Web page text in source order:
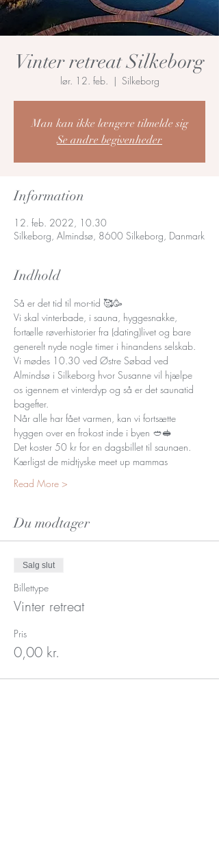
Vinter retreat Silkeborg
lør. 12. feb.
  |
Silkeborg
Man kan ikke længere tilmelde sig
Se andre begivenheder
Information
12. feb. 2022, 10.30
Silkeborg, Almindsø, 8600 Silkeborg, Danmark
Indhold
Så er det tid til mor-tid 🥰🥳
Vi skal vinterbade, i sauna, hyggesnakke,
fortælle røverhistorier fra (dating)livet og bare
generelt nyde nogle timer i hinandens selskab.
Vi mødes 10.30 ved Østre Søbad ved
Almindsø i Silkeborg hvor Susanne vil hjælpe
os igennem et vinterdyp og så er det saunatid
bagefter.
Når alle har fået varmen, kan vi fortsætte
hyggen over en frokost inde i byen 🥙🥪
Det koster 50 kr for en dagsbillet til saunaen.
Kærligst de midtjyske meet up mammas
Read More >
Du modtager
Salg slut
Billettype
Vinter retreat
Pris
0,00 kr.